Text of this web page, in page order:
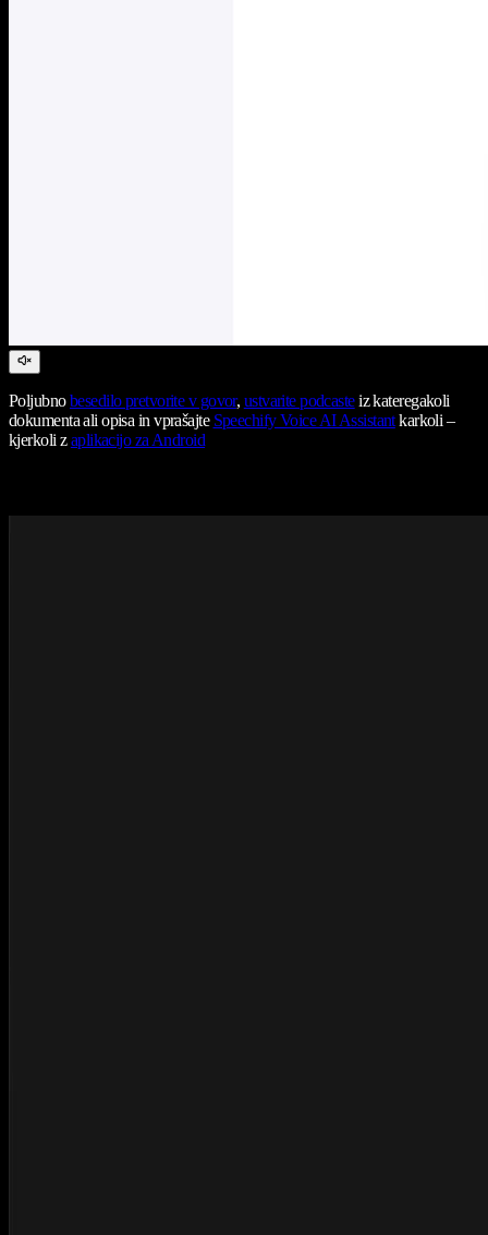
Poljubnobesedilo pretvorite v govor, ustvarite podcasteiz kateregakoli
dokumenta ali opisa in vprašajte Speechify Voice AI Assistantkarkoli –
kjerkoli zaplikacijo za Android